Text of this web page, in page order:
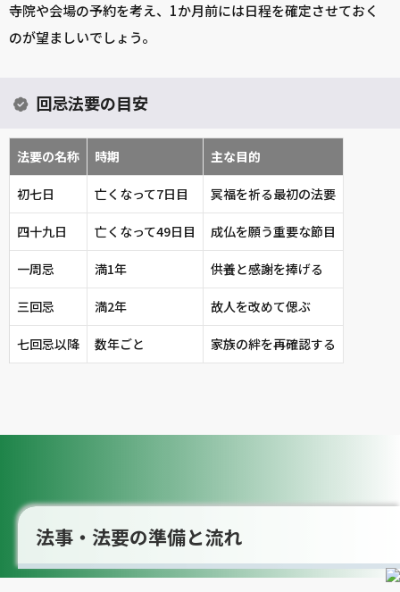
寺院や会場の予約を考え、1か月前には日程を確定させておく
のが望ましいでしょう。
回忌法要の目安
法要の名称 時期 主な目的
初七日 亡くなって7日目 冥福を祈る最初の法要
四十九日 亡くなって49日目 成仏を願う重要な節目
一周忌 満1年 供養と感謝を捧げる
三回忌 満2年 故人を改めて偲ぶ
七回忌以降 数年ごと 家族の絆を再確認する
法事・法要の準備と流れ